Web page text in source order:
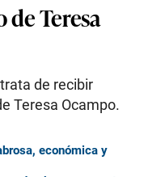
Teresa
de recibir
Teresa Ocampo.
económica y